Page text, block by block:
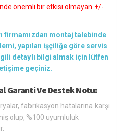
önemli bir etkisi olmayan +/-
firmamızdan montaj talebinde
yapılan işçiliğe göre servis
detaylı bilgi almak için lütfen
geçiniz.
Garanti Ve Destek Notu:
fabrikasyon hatalarına karşı
olup, %100 uyumluluk